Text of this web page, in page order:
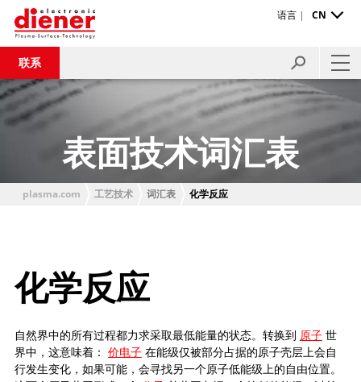
联系
语言 | CN
表面技术词汇表
plasma.com 工艺技术 词汇表 化学反应
化学反应
自然界中的所有过程都力求采取最低能量的状态。转换到 原子世
界中，这意味着： 价电子在能级仅被部分占据的原子壳层上会自
行发生变化，如果可能，会寻找另一个原子低能级上的自由位置。